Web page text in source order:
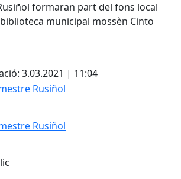
formaran part del fons local
municipal mossèn Cinto
3.03.2021 | 11:04
Rusiñol
Rusiñol